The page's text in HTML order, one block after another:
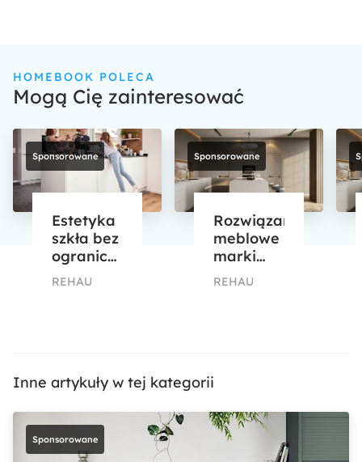
HOMEBOOK POLECA
Mogą Cię zainteresować
Sponsorowane
Estetyka
szkła bez
ograniczeń
– nowe
podejście
REHAU
Sponsorowane
Rozwiązania
meblowe
marki
REHAU –
funkcjonalność
REHAU
Inne artykuły w tej kategorii
Sponsorowane